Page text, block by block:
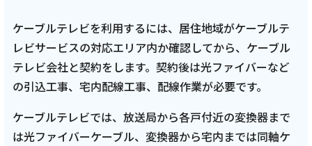
ケーブルテレビを利用するには、居住地域がケーブルテ
レビサービスの対応エリア内か確認してから、ケーブル
テレビ会社と契約をします。契約後は光ファイバーなど
の引込工事、宅内配線工事、配線作業が必要です。
ケーブルテレビでは、放送局から各戸付近の変換器まで
は光ファイバーケーブル、変換器から宅内までは同軸ケ